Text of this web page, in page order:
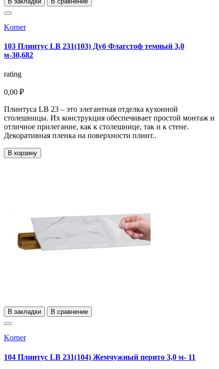
Korner
103 Плинтус LB 231(103) Дуб Флагстоф темный 3,0
м-30,682
rating
0,00 ₽
Плинтуса LB 23 – это элегантная отделка кухонной
столешницы. Их конструкция обеспечивает простой монтаж и
отличное прилегание, как к столешнице, так и к стене.
Декоративная пленка на поверхности плинт..
В корзину
В закладки В сравнение
Korner
104 Плинтус LB 231(104) Жемчужный перито 3,0 м- 11